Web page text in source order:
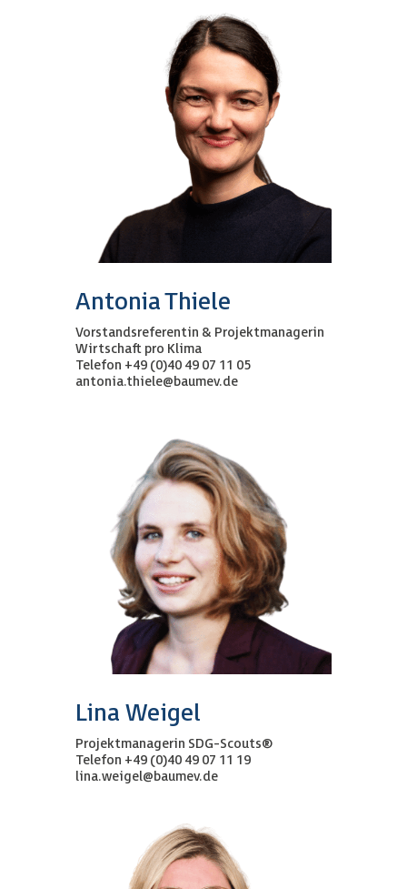
Antonia Thiele
Vorstandsreferentin & Projektmanagerin
Wirtschaft pro Klima
Telefon +49 (0)40 49 07 11 05
antonia.thiele@baumev.de
Lina Weigel
Projektmanagerin SDG-Scouts®
Telefon +49 (0)40 49 07 11 19
lina.weigel@baumev.de